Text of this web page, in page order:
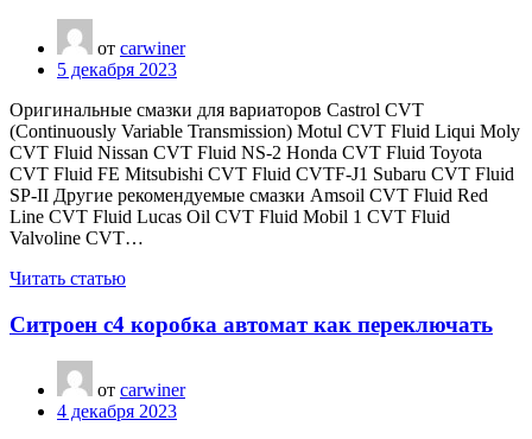
от carwiner
5 декабря 2023
Оригинальные смазки для вариаторов Castrol CVT
(Continuously Variable Transmission) Motul CVT Fluid Liqui Moly
CVT Fluid Nissan CVT Fluid NS-2 Honda CVT Fluid Toyota
CVT Fluid FE Mitsubishi CVT Fluid CVTF-J1 Subaru CVT Fluid
SP-II Другие рекомендуемые смазки Amsoil CVT Fluid Red
Line CVT Fluid Lucas Oil CVT Fluid Mobil 1 CVT Fluid
Valvoline CVT…
Читать статью
Ситроен с4 коробка автомат как переключать
от carwiner
4 декабря 2023